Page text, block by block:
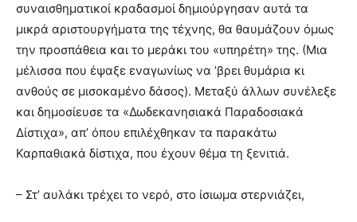
συναισθηματικοί κραδασμοί δημιούργησαν αυτά τα
μικρά αριστουργήματα της τέχνης, θα θαυμάζουν όμως
την προσπάθεια και το μεράκι του «υπηρέτη» της. (Μια
μέλισσα που έψαξε εναγωνίως να ’βρει θυμάρια κι
ανθούς σε μισοκαμένο δάσος). Μεταξύ άλλων συνέλεξε
και δημοσίευσε τα «Δωδεκανησιακά Παραδοσιακά
Δίστιχα», απ’ όπου επιλέχθηκαν τα παρακάτω
Καρπαθιακά δίστιχα, που έχουν θέμα τη ξενιτιά.
– Στ’ αυλάκι τρέχει το νερό, στο ίσιωμα στερνιάζει,